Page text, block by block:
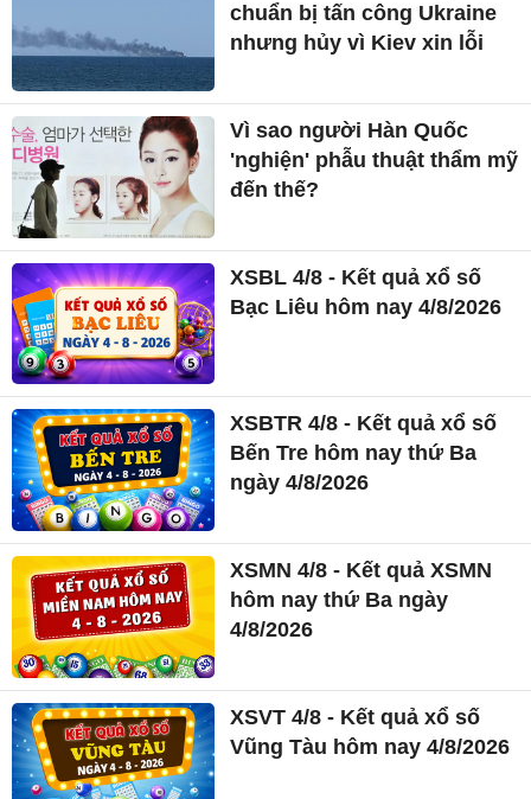
chuẩn bị tấn công Ukraine
nhưng hủy vì Kiev xin lỗi
Vì sao người Hàn Quốc
'nghiện' phẫu thuật thẩm mỹ
đến thế?
XSBL 4/8 - Kết quả xổ số
Bạc Liêu hôm nay 4/8/2026
XSBTR 4/8 - Kết quả xổ số
Bến Tre hôm nay thứ Ba
ngày 4/8/2026
XSMN 4/8 - Kết quả XSMN
hôm nay thứ Ba ngày
4/8/2026
XSVT 4/8 - Kết quả xổ số
Vũng Tàu hôm nay 4/8/2026